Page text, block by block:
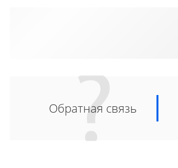
Обратная связь